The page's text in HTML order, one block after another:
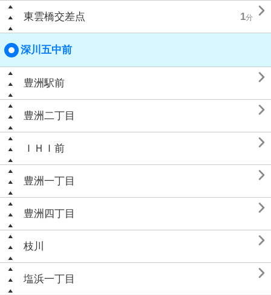
東雲橋交差点 1分 
深川五中前
豊洲駅前 
豊洲二丁目 
ＩＨＩ前 
豊洲一丁目 
豊洲四丁目 
枝川 
塩浜一丁目 